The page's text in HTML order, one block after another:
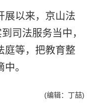
以来，京山法
司法服务当中，
庭等，把教育整
。
(编辑：丁喆)